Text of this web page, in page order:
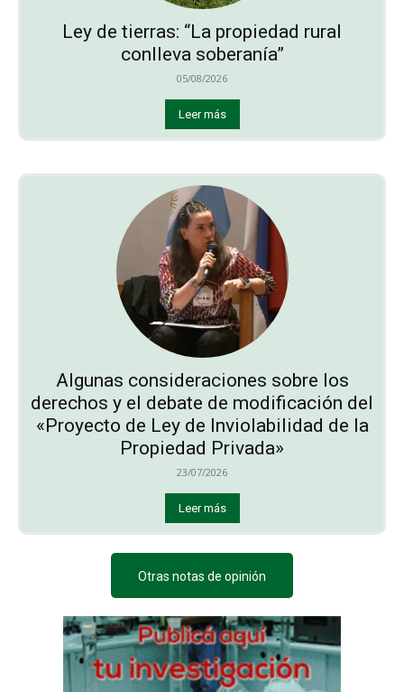
Ley de tierras: “La propiedad rural
conlleva soberanía”
05/08/2026
Leer más
Algunas consideraciones sobre los
derechos y el debate de modificación del
«Proyecto de Ley de Inviolabilidad de la
Propiedad Privada»
23/07/2026
Leer más
Otras notas de opinión